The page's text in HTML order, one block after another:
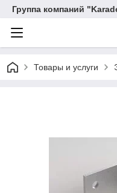
Группа компаний
Товары и услуги